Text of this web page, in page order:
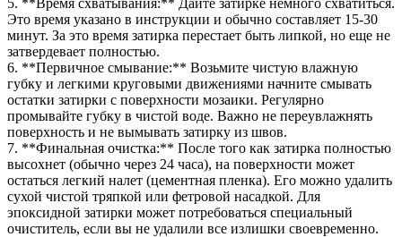
Это время указано в инструкции и обычно составляет 15-30
минут. За это время затирка перестает быть липкой, но еще не
затвердевает полностью.
6. **Первичное смывание:** Возьмите чистую влажную
губку и легкими круговыми движениями начните смывать
остатки затирки с поверхности мозаики. Регулярно
промывайте губку в чистой воде. Важно не переувлажнять
поверхность и не вымывать затирку из швов.
7. **Финальная очистка:** После того как затирка полностью
высохнет (обычно через 24 часа), на поверхности может
остаться легкий налет (цементная пленка). Его можно удалить
сухой чистой тряпкой или фетровой насадкой. Для
эпоксидной затирки может потребоваться специальный
очиститель, если вы не удалили все излишки своевременно.